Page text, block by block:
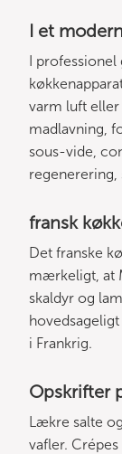
I et
I
varm luft eller
madlavning,
sous-vide,
fransk
Det franske
mærkeligt, at
skaldyr og
i Frankrig.
Opskrifter
Lækre salte
vafler.